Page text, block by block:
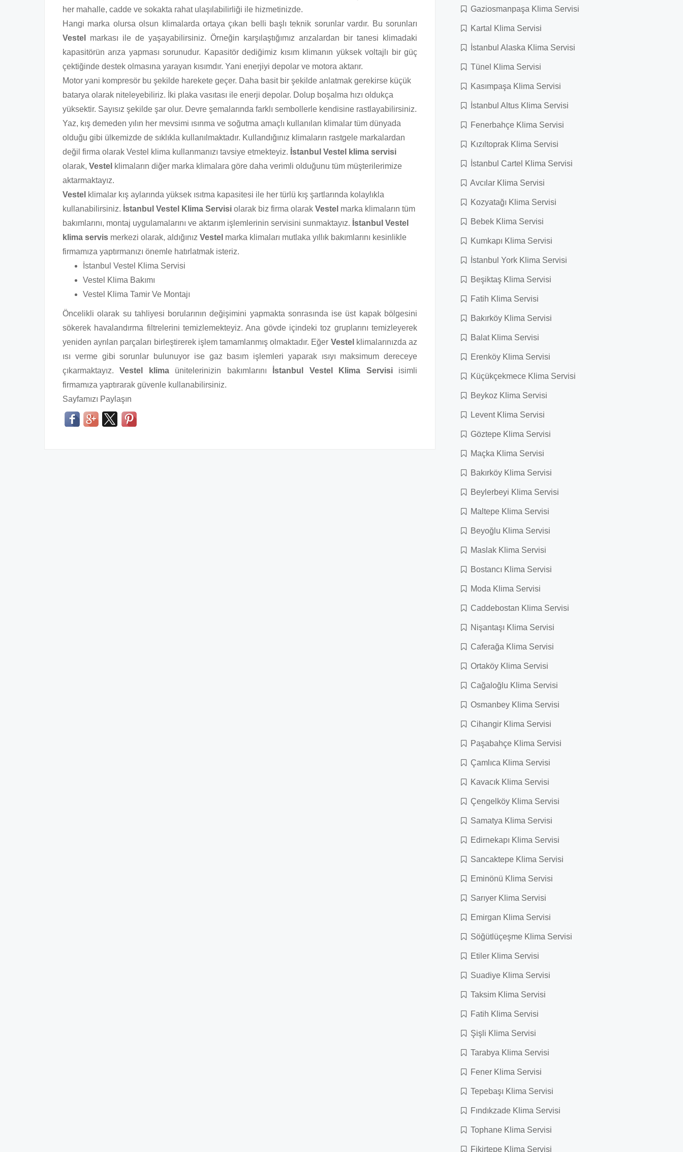
her mahalle, cadde ve sokakta rahat ulaşılabilirliği ile hizmetinizde.
Hangi marka olursa olsun klimalarda ortaya çıkan belli başlı teknik sorunlar vardır. Bu sorunları
Vestel
markası ile de yaşayabilirsiniz. Örneğin karşılaştığımız arızalardan bir tanesi klimadaki
kapasitörün arıza yapması sorunudur. Kapasitör dediğimiz kısım klimanın yüksek voltajlı bir güç
çektiğinde destek olmasına yarayan kısımdır. Yani enerjiyi depolar ve motora aktarır.
Motor yani kompresör bu şekilde harekete geçer. Daha basit bir şekilde anlatmak gerekirse küçük
batarya olarak niteleyebiliriz. İki plaka vasıtası ile enerji depolar. Dolup boşalma hızı oldukça
yüksektir. Sayısız şekilde şar olur. Devre şemalarında farklı sembollerle kendisine rastlayabilirsiniz.
Yaz, kış demeden yılın her mevsimi ısınma ve soğutma amaçlı kullanılan klimalar tüm dünyada
olduğu gibi ülkemizde de sıklıkla kullanılmaktadır. Kullandığınız klimaların rastgele markalardan
değil firma olarak Vestel klima kullanmanızı tavsiye etmekteyiz. İstanbul Vestel klima servisi
olarak, Vestel klimaların diğer marka klimalara göre daha verimli olduğunu tüm müşterilerimize
aktarmaktayız.
Vestel klimalar kış aylarında yüksek ısıtma kapasitesi ile her türlü kış şartlarında kolaylıkla
kullanabilirsiniz. İstanbul Vestel Klima Servisi olarak biz firma olarak Vestel marka klimaların tüm
bakımlarını, montaj uygulamalarını ve aktarım işlemlerinin servisini sunmaktayız. İstanbul Vestel
klima servis merkezi olarak, aldığınız Vestel marka klimaları mutlaka yıllık bakımlarını kesinlikle
firmamıza yaptırmanızı önemle hatırlatmak isteriz.
İstanbul Vestel Klima Servisi
Vestel Klima Bakımı
Vestel Klima Tamir Ve Montajı
Öncelikli olarak su tahliyesi borularının değişimini yapmakta sonrasında ise üst kapak bölgesini
sökerek havalandırma filtrelerini temizlemekteyiz. Ana gövde içindeki toz gruplarını temizleyerek
yeniden ayrılan parçaları birleştirerek işlem tamamlanmış olmaktadır. Eğer Vestel klimalarınızda az
ısı verme gibi sorunlar bulunuyor ise gaz basım işlemleri yaparak ısıyı maksimum dereceye
çıkarmaktayız.Vestel klimaünitelerinizin bakımlarını İstanbul Vestel Klima Servisiisimli
firmamıza yaptırarak güvenle kullanabilirsiniz.
Sayfamızı Paylaşın
Gaziosmanpaşa Klima Servisi
Kartal Klima Servisi
İstanbul Alaska Klima Servisi
Tünel Klima Servisi
Kasımpaşa Klima Servisi
İstanbul Altus Klima Servisi
Fenerbahçe Klima Servisi
Kızıltoprak Klima Servisi
İstanbul Cartel Klima Servisi
Avcılar Klima Servisi
Kozyatağı Klima Servisi
Bebek Klima Servisi
Kumkapı Klima Servisi
İstanbul York Klima Servisi
Beşiktaş Klima Servisi
Fatih Klima Servisi
Bakırköy Klima Servisi
Balat Klima Servisi
Erenköy Klima Servisi
Küçükçekmece Klima Servisi
Beykoz Klima Servisi
Levent Klima Servisi
Göztepe Klima Servisi
Maçka Klima Servisi
Bakırköy Klima Servisi
Beylerbeyi Klima Servisi
Maltepe Klima Servisi
Beyoğlu Klima Servisi
Maslak Klima Servisi
Bostancı Klima Servisi
Moda Klima Servisi
Caddebostan Klima Servisi
Nişantaşı Klima Servisi
Caferağa Klima Servisi
Ortaköy Klima Servisi
Cağaloğlu Klima Servisi
Osmanbey Klima Servisi
Cihangir Klima Servisi
Paşabahçe Klima Servisi
Çamlıca Klima Servisi
Kavacık Klima Servisi
Çengelköy Klima Servisi
Samatya Klima Servisi
Edirnekapı Klima Servisi
Sancaktepe Klima Servisi
Eminönü Klima Servisi
Sarıyer Klima Servisi
Emirgan Klima Servisi
Söğütlüçeşme Klima Servisi
Etiler Klima Servisi
Suadiye Klima Servisi
Taksim Klima Servisi
Fatih Klima Servisi
Şişli Klima Servisi
Tarabya Klima Servisi
Fener Klima Servisi
Tepebaşı Klima Servisi
Fındıkzade Klima Servisi
Tophane Klima Servisi
Fikirtepe Klima Servisi